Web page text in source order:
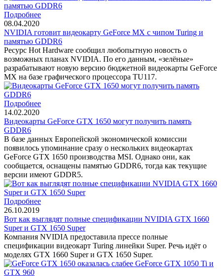
Подробнее
08.04.2020
NVIDIA готовит видеокарту GeForce MX с чипом Turing и
памятью GDDR6
Ресурс Hot Hardware сообщил любопытную новость о
возможных планах NVIDIA. По его данным, «зелёные»
разрабатывают новую версию бюджетной видеокарты GeForce
MX на базе графического процессора TU117.
Подробнее
14.02.2020
Видеокарты GeForce GTX 1650 могут получить память
GDDR6
В базе данных Европейской экономической комиссии
появилось упоминание сразу о нескольких видеокартах
GeForce GTX 1650 производства MSI. Однако они, как
сообщается, оснащены памятью GDDR6, тогда как текущие
версии имеют GDDR5.
Подробнее
26.10.2019
Вот как выглядят полные спецификации NVIDIA GTX 1660
Super и GTX 1650 Super
Компания NVIDIA предоставила прессе полные
спецификации видеокарт Turing линейки Super. Речь идёт о
моделях GTX 1660 Super и GTX 1650 Super.